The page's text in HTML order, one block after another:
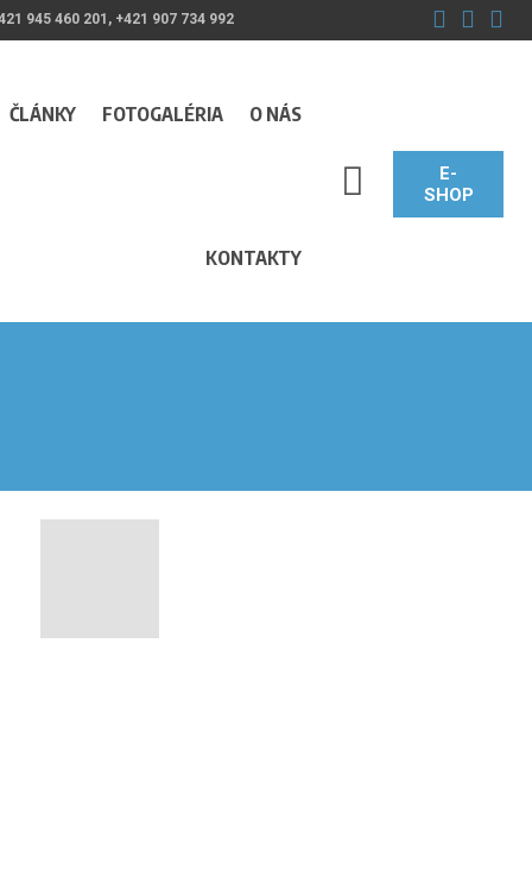
945 460 201, +421 907 734 992
ČLÁNKY FOTOGALÉRIA O NÁS
KONTAKTY
SEARCH_LABEL
E-
SHOP